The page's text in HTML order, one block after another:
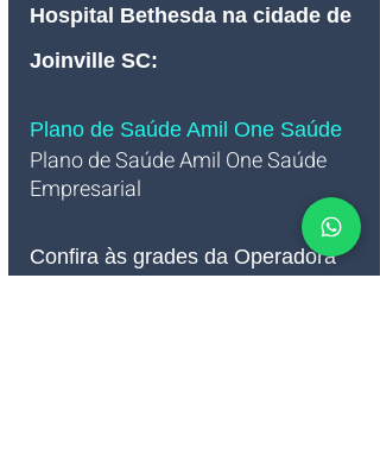
Hospital Bethesda na cidade de
Joinville SC:
Plano de Saúde Amil One Saúde
Plano de Saúde Amil One Saúde
Empresarial
Confira às grades da Operadora